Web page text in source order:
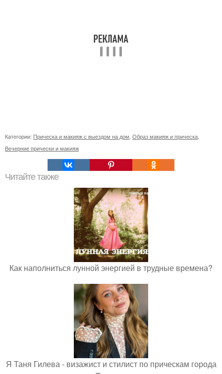
Категории: Прическа и макияж с выездом на дом Образ макияж и прическа
Вечерние прически и макияж
Читайте также
Как наполниться лунной энергией в трудные времена?
Я Таня Гилева - визажист и стилист по прическам города